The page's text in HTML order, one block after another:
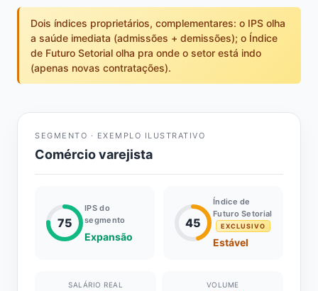
Dois índices proprietários, complementares: o IPS olha
a saúde imediata (admissões + demissões); o Índice
de Futuro Setorial olha pra onde o setor está indo
(apenas novas contratações).
SEGMENTO · EXEMPLO ILUSTRATIVO
Comércio varejista
75
IPS do
segmento
Expansão
45
Índice de
Futuro Setorial
EXCLUSIVO
Estável
SALÁRIO REAL VOLUME